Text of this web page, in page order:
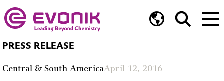
PRESS RELEASE
Central & South America April 12, 2016